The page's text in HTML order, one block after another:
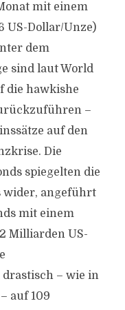
mit einem
US-Dollar/Unze)
dem
sind laut World
die hawkishe
–
auf den
Die
spiegelten die
wider, angeführt
mit einem
Milliarden US-
drastisch – wie in
auf 109